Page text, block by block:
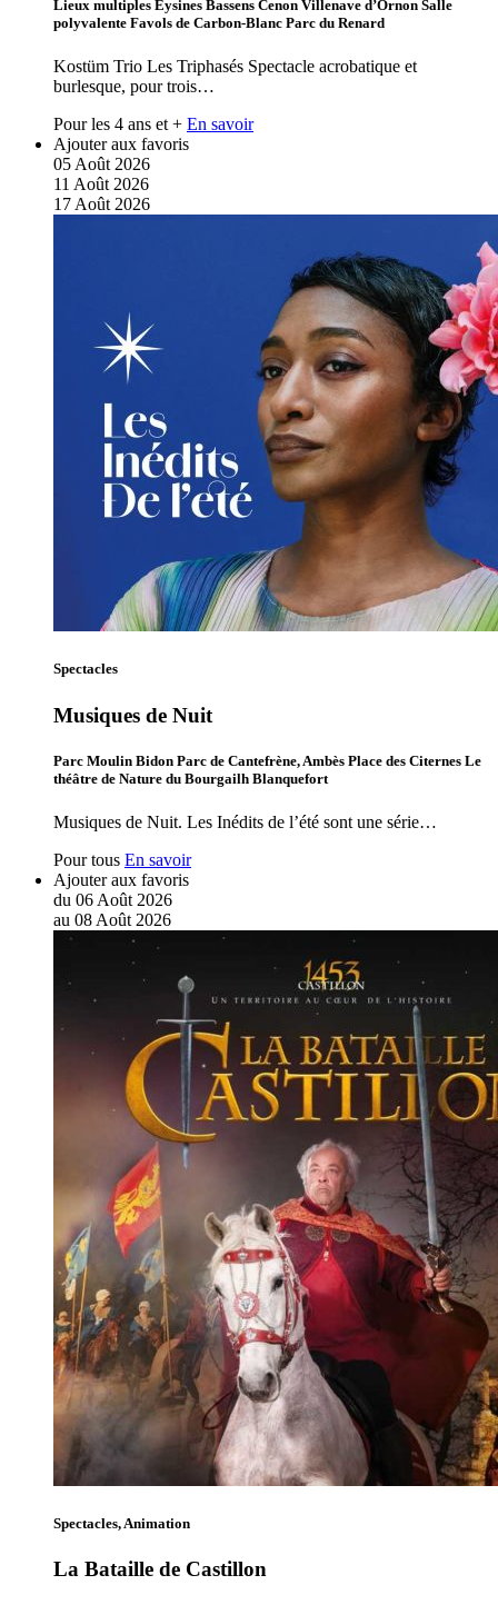
Lieux multiples Eysines Bassens Cenon Villenave d’Ornon Salle
polyvalente Favols de Carbon-Blanc Parc du Renard
Kostüm Trio Les Triphasés Spectacle acrobatique et
burlesque, pour trois…
Pour les 4 ans et + En savoir
Ajouter aux favoris
05 Août 2026
11 Août 2026
17 Août 2026
Spectacles
Musiques de Nuit
Parc Moulin Bidon Parc de Cantefrène, Ambès Place des Citernes Le
théâtre de Nature du Bourgailh Blanquefort
Musiques de Nuit. Les Inédits de l’été sont une série…
Pour tous En savoir
Ajouter aux favoris
du 06 Août 2026
au 08 Août 2026
Spectacles, Animation
La Bataille de Castillon